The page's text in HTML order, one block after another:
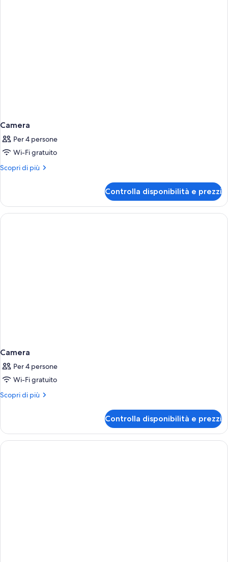
Camera
Per 4 persone
Wi-Fi gratuito
Scopri di più
Altri
Controlla disponibilità e prezzi
Camera
Per 4 persone
Wi-Fi gratuito
Scopri di più
Altri
Controlla disponibilità e prezzi